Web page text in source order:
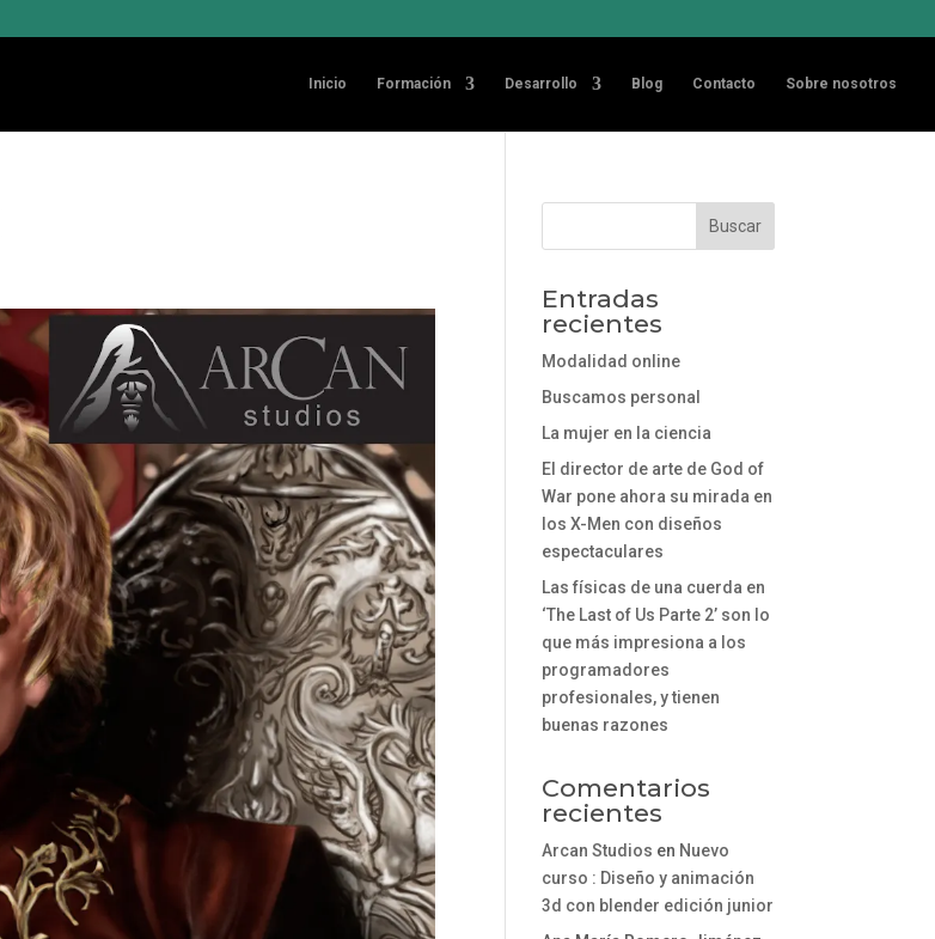
Inicio Formación Desarrollo Blog Contacto Sobre nosotros
Entradas
recientes
Modalidad online
Buscamos personal
La mujer en la ciencia
El director de arte de God of
War pone ahora su mirada en
los X-Men con diseños
espectaculares
Las físicas de una cuerda en
‘The Last of Us Parte 2’ son lo
que más impresiona a los
programadores
profesionales, y tienen
buenas razones
Comentarios
recientes
Arcan Studios en Nuevo
curso : Diseño y animación
3d con blender edición junior